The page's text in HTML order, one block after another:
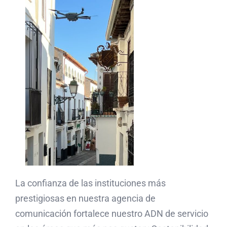
La confianza de las instituciones más
prestigiosas en nuestra agencia de
comunicación fortalece nuestro ADN de servicio